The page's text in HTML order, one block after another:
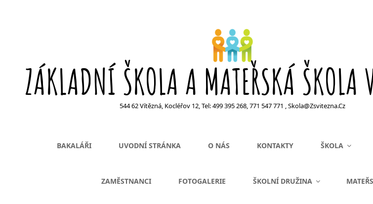
ZÁKLADNÍ ŠKOLA A MATEŘSKÁ ŠKOLA
544 62 Vítězná, Kocléřov 12, Tel: 499 395 268, 771 547 771 , Skola@zsvitezna.cz
BAKALÁŘI UVODNÍ STRÁNKA O NÁS KONTAKTY ŠKOLA
ZAMĚSTNANCI FOTOGALERIE ŠKOLNÍ DRUŽINA